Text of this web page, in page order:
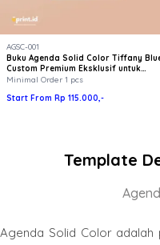
AGSC-001
Buku Agenda Solid Color Tiffany
Custom Premium Eksklusif untuk
Souvenir & Kantor
Minimal Order 1 pcs
Start From Rp 115.000,-
Template
Agenda Solid Color